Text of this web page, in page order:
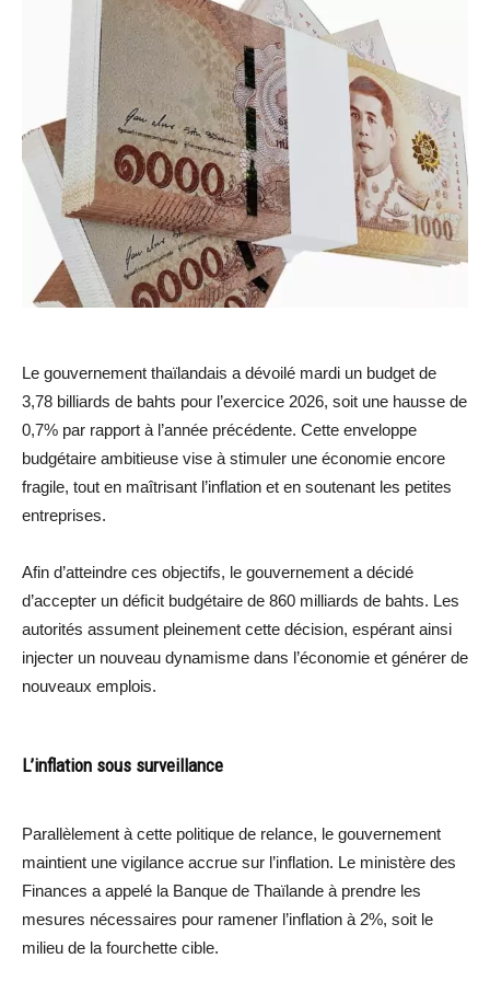
Le gouvernement thaïlandais a dévoilé mardi un budget de
3,78 billiards de bahts pour l’exercice 2026, soit une hausse de
0,7% par rapport à l’année précédente. Cette enveloppe
budgétaire ambitieuse vise à stimuler une économie encore
fragile, tout en maîtrisant l’inflation et en soutenant les petites
entreprises.
Afin d’atteindre ces objectifs, le gouvernement a décidé
d’accepter un déficit budgétaire de 860 milliards de bahts. Les
autorités assument pleinement cette décision, espérant ainsi
injecter un nouveau dynamisme dans l’économie et générer de
nouveaux emplois.
L’inflation sous surveillance
Parallèlement à cette politique de relance, le gouvernement
maintient une vigilance accrue sur l’inflation. Le ministère des
Finances a appelé la Banque de Thaïlande à prendre les
mesures nécessaires pour ramener l’inflation à 2%, soit le
milieu de la fourchette cible.